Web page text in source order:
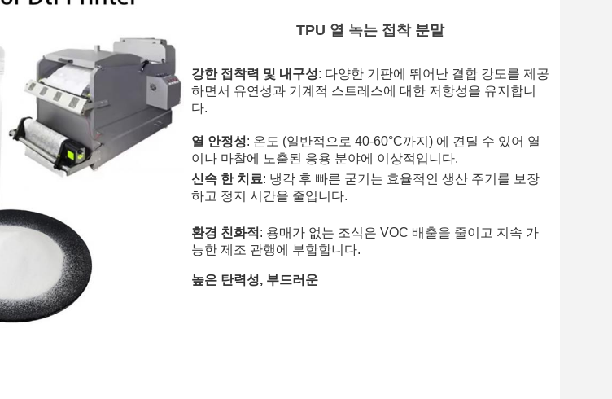
TPU 열 녹는 접착 분말
강한 접착력 및 내구성: 다양한 기판에 뛰어난 결합 강도를 제공
하면서 유연성과 기계적 스트레스에 대한 저항성을 유지합니
다.
열 안정성: 온도 (일반적으로 40-60°C까지) 에 견딜 수 있어 열
이나 마찰에 노출된 응용 분야에 이상적입니다.
신속 한 치료: 냉각 후 빠른 굳기는 효율적인 생산 주기를 보장
하고 정지 시간을 줄입니다.
환경 친화적 : 용매가 없는 조식은 VOC 배출을 줄이고 지속 가
능한 제조 관행에 부합합니다.
높은 탄력성, 부드러운